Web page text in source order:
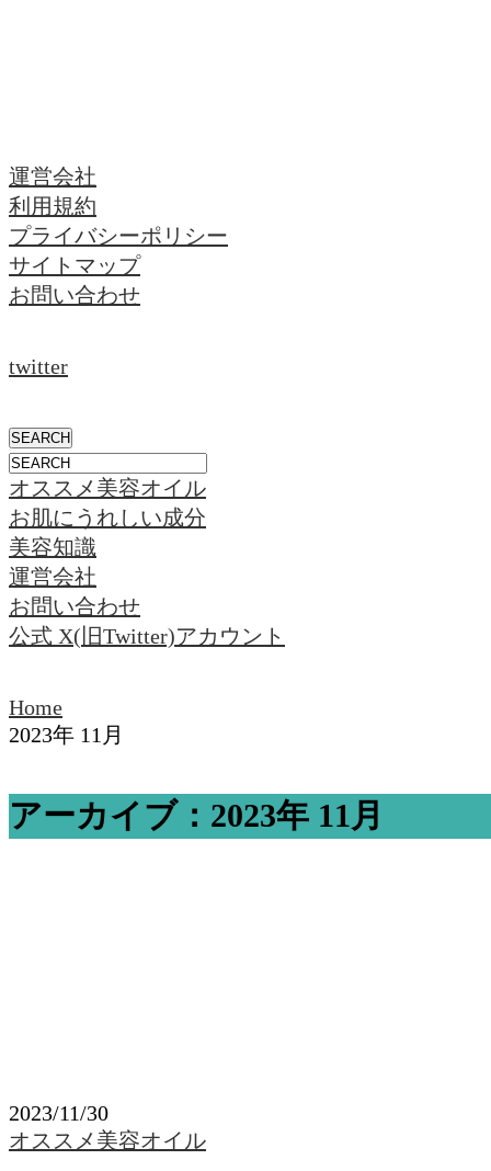
運営会社
利用規約
プライバシーポリシー
サイトマップ
お問い合わせ
twitter
オススメ美容オイル
お肌にうれしい成分
美容知識
運営会社
お問い合わせ
公式 X(旧Twitter)アカウント
Home
2023年 11月
アーカイブ：2023年 11月
2023/11/30
オススメ美容オイル